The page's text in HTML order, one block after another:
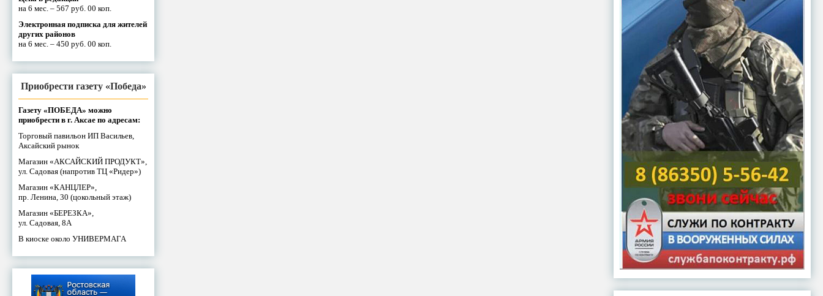
на 6 мес. – 567 руб. 00 коп.
Электронная подписка для жителей
других районов
на 6 мес. – 450 руб. 00 коп.
Приобрести газету «Победа»
Газету «ПОБЕДА» можно
приобрести в г. Аксае по адресам:
Торговый павильон ИП Васильев,
Аксайский рынок
Магазин «АКСАЙСКИЙ ПРОДУКТ»,
ул. Садовая (напротив ТЦ «Ридер»)
Магазин «КАНЦЛЕР»,
пр. Ленина, 30 (цокольный этаж)
Магазин «БЕРЕЗКА»,
ул. Садовая, 8А
В киоске около УНИВЕРМАГА